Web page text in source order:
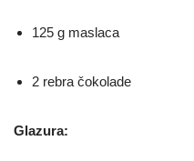
125 g maslaca
2 rebra čokolade
Glazura: